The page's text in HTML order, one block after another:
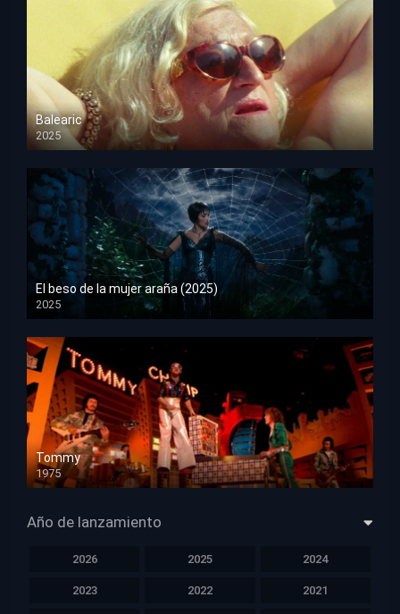
Balearic
2025
HD 1080p
El beso de la mujer araña (2025)
2025
HD 1080p
Tommy
1975
HD 1080p
Año de lanzamiento
2026 2025 2024
2023 2022 2021